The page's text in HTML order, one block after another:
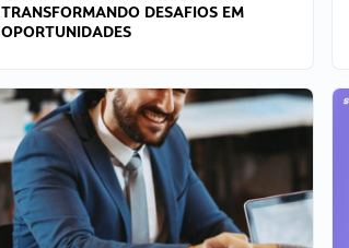
TRANSFORMANDO DESAFIOS EM
OPORTUNIDADES